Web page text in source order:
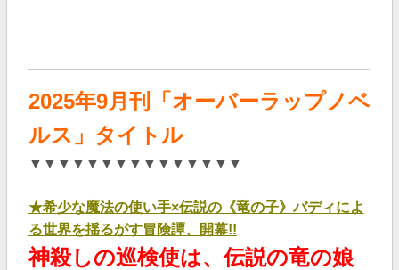
2025年9月刊「オーバーラップノベ
ルス」タイトル
▼▼▼▼▼▼▼▼▼▼▼▼▼▼▼
★希少な魔法の使い手×伝説の《竜の子》バディによ
る世界を揺るがす冒険譚、開幕!!
神殺しの巡検使は、伝説の竜の娘